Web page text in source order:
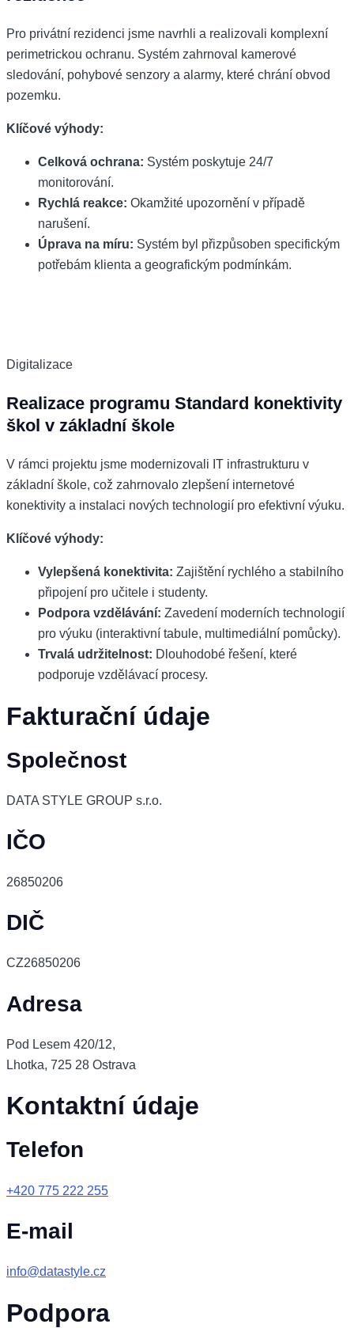
Pro privátní rezidenci jsme navrhli a realizovali komplexní
perimetrickou ochranu. Systém zahrnoval kamerové
sledování, pohybové senzory a alarmy, které chrání obvod
pozemku.
Klíčové výhody:
Celková ochrana: Systém poskytuje 24/7
monitorování.
Rychlá reakce: Okamžité upozornění v případě
narušení.
Úprava na míru: Systém byl přizpůsoben specifickým
potřebám klienta a geografickým podmínkám.
Digitalizace
Realizace programu Standard konektivity
škol v základní škole
V rámci projektu jsme modernizovali IT infrastrukturu v
základní škole, což zahrnovalo zlepšení internetové
konektivity a instalaci nových technologií pro efektivní výuku.
Klíčové výhody:
Vylepšená konektivita: Zajištění rychlého a stabilního
připojení pro učitele i studenty.
Podpora vzdělávání: Zavedení moderních technologií
pro výuku (interaktivní tabule, multimediální pomůcky).
Trvalá udržitelnost: Dlouhodobé řešení, které
podporuje vzdělávací procesy.
Fakturační údaje
Společnost
DATA STYLE GROUP s.r.o.
IČO
26850206
DIČ
CZ26850206
Adresa
Pod Lesem 420/12,
Lhotka, 725 28 Ostrava
Kontaktní údaje
Telefon
+420 775 222 255
E-mail
info@datastyle.cz
Podpora